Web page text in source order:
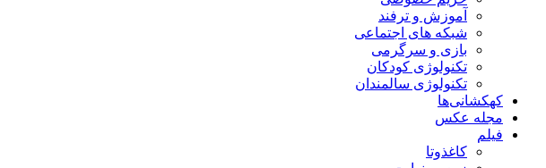
آموزش و ترفند
شبکه های اجتماعی
بازی و سرگرمی
تکنولوژی کودکان
تکنولوژی سالمندان
کهکشانی‌ها
مجله عکس
فیلم
کاغذوتا